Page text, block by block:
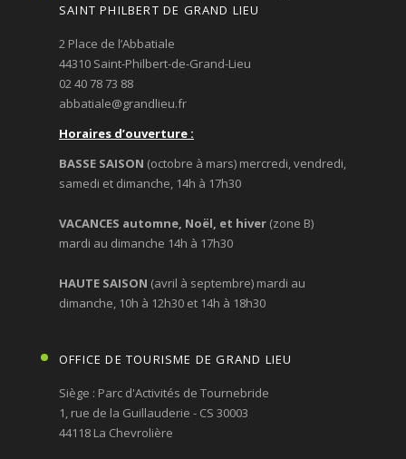
SAINT PHILBERT DE GRAND LIEU
2 Place de l’Abbatiale
44310 Saint-Philbert-de-Grand-Lieu
02 40 78 73 88
abbatiale@grandlieu.fr
Horaires d’ouverture :
BASSE SAISON (octobre à mars) mercredi, vendredi,
samedi et dimanche, 14h à 17h30
VACANCES automne, Noël, et hiver (zone B)
mardi au dimanche 14h à 17h30
HAUTE SAISON (avril à septembre) mardi au
dimanche, 10h à 12h30 et 14h à 18h30
OFFICE DE TOURISME DE GRAND LIEU
Siège : Parc d'Activités de Tournebride
1, rue de la Guillauderie - CS 30003
44118 La Chevrolière